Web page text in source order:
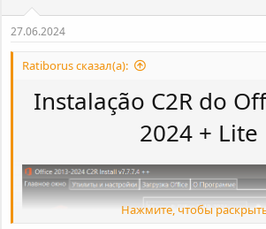
27.06.2024
Ratiborus сказал(а):
Instalação C2R do
2024 + Lite
Нажмите, чтобы